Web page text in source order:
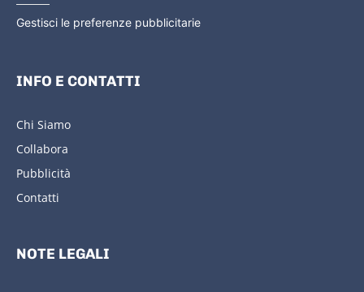
Gestisci le preferenze pubblicitarie
INFO E CONTATTI
Chi Siamo
Collabora
Pubblicità
Contatti
NOTE LEGALI